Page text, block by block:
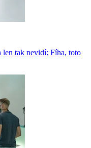
tak nevidí: Fíha, toto